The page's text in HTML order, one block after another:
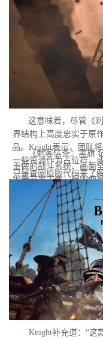
这意味着，尽管《
界结构上高度忠实于原
品。Knight表示，团队
一些资源作为占位符，
只是查阅原版代码来了
楚某些功能背后的逻辑
《刺客信条：黑
重做的战斗系统、画面
大量开发工作。但即使
Knight补充道：“这